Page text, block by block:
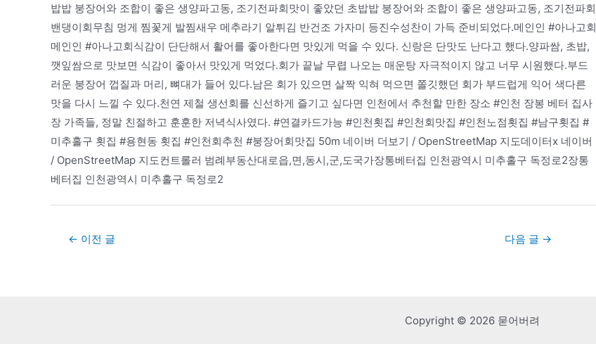
밥밥 붕장어와 조합이 좋은 생양파고동, 조기전파회맛이 좋았던 초밥밥 붕장어와 조합이 좋은 생양파고동, 조기전파회
밴댕이회무침 멍게 찜꽃게 발찜새우 메추라기 알튀김 반건조 가자미 등진수성찬이 가득 준비되었다.메인인 #아나고회
메인인 #아나고회식감이 단단해서 활어를 좋아한다면 맛있게 먹을 수 있다. 신랑은 단맛도 난다고 했다.양파쌈, 초밥,
깻잎쌈으로 맛보면 식감이 좋아서 맛있게 먹었다.회가 끝날 무렵 나오는 매운탕 자극적이지 않고 너무 시원했다.부드
러운 붕장어 껍질과 머리, 뼈대가 들어 있다.남은 회가 있으면 살짝 익혀 먹으면 쫄깃했던 회가 부드럽게 익어 색다른
맛을 다시 느낄 수 있다.천연 제철 생선회를 신선하게 즐기고 싶다면 인천에서 추천할 만한 장소 #인천 장봉 베터 집사
장 가족들, 정말 친절하고 훈훈한 저녁식사였다. #연결카드가능 #인천횟집 #인천회맛집 #인천노점횟집 #남구횟집 #
미추홀구 횟집 #용현동 횟집 #인천회추천 #붕장어회맛집 50m 네이버 더보기 / OpenStreetMap 지도데이터x 네이버
/ OpenStreetMap 지도컨트롤러 범례부동산대로읍,면,동시,군,도국가장통베터집 인천광역시 미추홀구 독정로2장통
베터집 인천광역시 미추홀구 독정로2
Post← 이전 글 다음 글 →
Copyright © 2026 묻어버려